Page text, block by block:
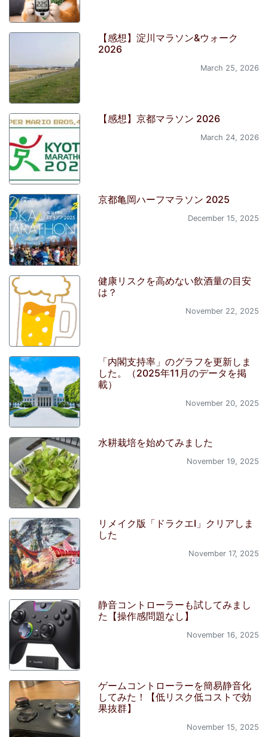
【感想】淀川マラソン&ウォーク
2026
March 25, 2026
【感想】京都マラソン 2026
March 24, 2026
京都亀岡ハーフマラソン 2025
December 15, 2025
健康リスクを高めない飲酒量の目安
は？
November 22, 2025
「内閣支持率」のグラフを更新しま
した。（2025年11月のデータを掲
載）
November 20, 2025
水耕栽培を始めてみました
November 19, 2025
リメイク版「ドラクエI」クリアしま
した
November 17, 2025
静音コントローラーも試してみまし
た【操作感問題なし】
November 16, 2025
ゲームコントローラーを簡易静音化
してみた！【低リスク低コストで効
果抜群】
November 15, 2025